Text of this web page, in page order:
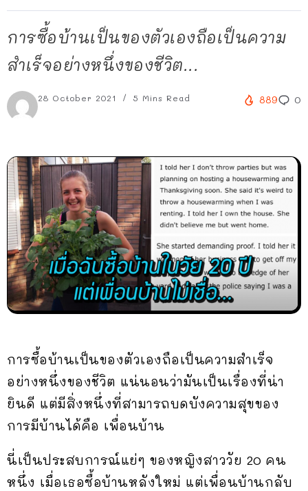
การซื้อบ้านเป็นของตัวเองถือเป็นความ
สำเร็จอย่างหนึ่งของชีวิต...
28 October 2021 5 Mins Read 889 0
การซื้อบ้านเป็นของตัวเองถือเป็นความสำเร็จ
อย่างหนึ่งของชีวิต แน่นอนว่ามันเป็นเรื่องที่น่า
ยินดี แต่มีสิ่งหนึ่งที่สามารถบดบังความสุขของ
การมีบ้านได้คือ เพื่อนบ้าน
นี่เป็นประสบการณ์แย่ๆ ของหญิงสาววัย 20 คน
หนึ่ง เมื่อเธอซื้อบ้านหลังใหม่ แต่เพื่อนบ้านกลับ